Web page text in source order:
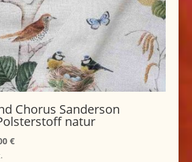
Chorus Sanderson
natur
€Aktueller